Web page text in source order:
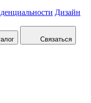
Дизайн
Связаться